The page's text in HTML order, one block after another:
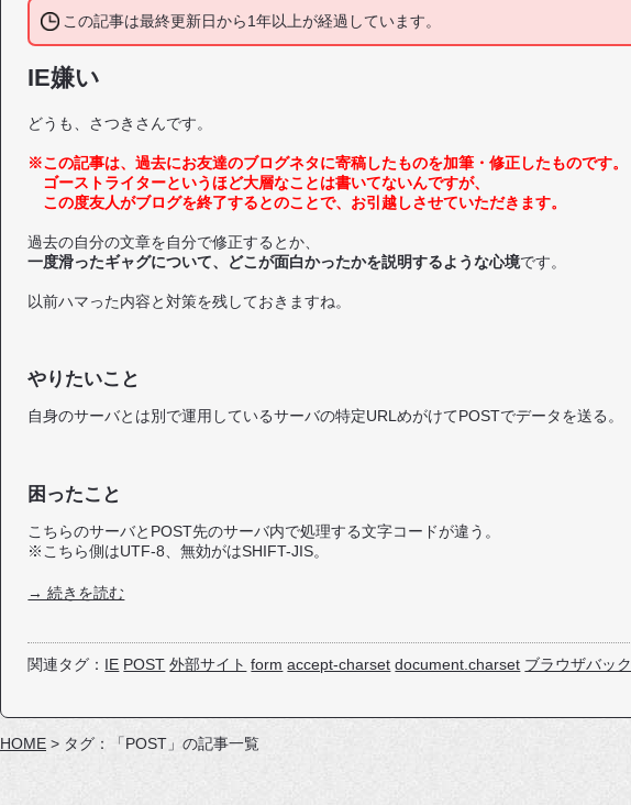
この記事は最終更新日から1年以上が経過しています。
IE嫌い
どうも、さつきさんです。
※この記事は、過去にお友達のブログネタに寄稿したものを加筆・修正したものです。
ゴーストライターというほど大層なことは書いてないんですが、
この度友人がブログを終了するとのことで、お引越しさせていただきます。
過去の自分の文章を自分で修正するとか、
一度滑ったギャグについて、どこが面白かったかを説明するような心境です。
以前ハマった内容と対策を残しておきますね。
やりたいこと
自身のサーバとは別で運用しているサーバの特定URLめがけてPOSTでデータを送る。
困ったこと
こちらのサーバとPOST先のサーバ内で処理する文字コードが違う。
※こちら側はUTF-8、無効がはSHIFT-JIS。
→ 続きを読む
関連タグ： IE POST 外部サイト form accept-charset document.charset ブラウザバック
HOME > タグ：「POST」の記事一覧